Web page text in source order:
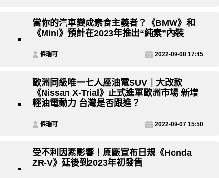
當你的汽車變成素食主義者？《BMW》和
《Mini》預計在2023年推出“純素”內裝
傑瑞可 2022-09-08 17:45
歐洲同級唯一七人座油電SUV｜大改款
《Nissan X-Trial》正式進軍歐洲市場 新增
輕油電動力 台灣是否跟進？
傑瑞可 2022-09-07 15:50
受不利因素影響！原廠宣布日規《Honda
ZR-V》延後到2023年初發售